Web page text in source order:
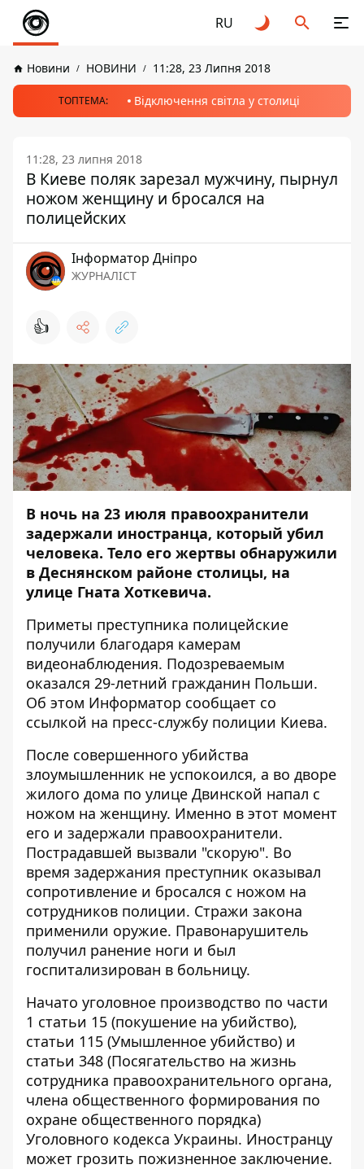
RU
Новини НОВИНИ 11:28, 23 Липня 2018
ТОПТЕМА: Відключення світла у столиці
11:28, 23 липня 2018
В Киеве поляк зарезал мужчину, пырнул
ножом женщину и бросался на
полицейских
Інформатор Дніпро
ЖУРНАЛІСТ
👍
В ночь на 23 июля правоохранители
задержали иностранца, который убил
человека. Тело его жертвы обнаружили
в Деснянском районе столицы, на
улице Гната Хоткевича.
Приметы преступника полицейские
получили благодаря камерам
видеонаблюдения. Подозреваемым
оказался 29-летний гражданин Польши.
Об этом Информатор сообщает со
ссылкой на пресс-службу полиции Киева.
После совершенного убийства
злоумышленник не успокоился, а во дворе
жилого дома по улице Двинской напал с
ножом на женщину. Именно в этот момент
его и задержали правоохранители.
Пострадавшей вызвали "скорую". Во
время задержания преступник оказывал
сопротивление и бросался с ножом на
сотрудников полиции. Стражи закона
применили оружие. Правонарушитель
получил ранение ноги и был
госпитализирован в больницу.
Начато уголовное производство по части
1 статьи 15 (покушение на убийство),
статьи 115 (Умышленное убийство) и
статьи 348 (Посягательство на жизнь
сотрудника правоохранительного органа,
члена общественного формирования по
охране общественного порядка)
Уголовного кодекса Украины. Иностранцу
может грозить пожизненное заключение.